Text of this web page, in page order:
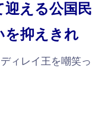
迎える公国民
を抑えきれ
ィレイ王を嘲笑っ